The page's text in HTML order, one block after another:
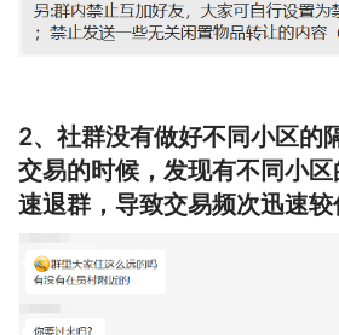
2、社群没有做好不同小区的
交易的时候，发现有不同小
速退群，导致交易频次迅速较